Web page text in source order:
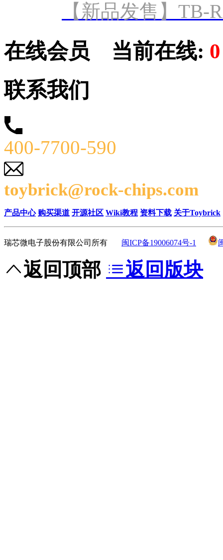
【新品发售】TB-
在线会员 当前在线:
联系我们
400-7700-590
toybrick@rock-chips.com
产品中心 购买渠道 开源社区 Wiki教程 资料下载 关于Toybrick
瑞芯微电子股份有限公司所有 闽ICP备19006074号-1
返回顶部 返回版块